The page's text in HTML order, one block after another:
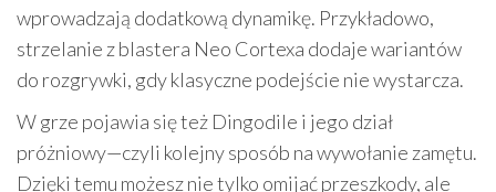
wprowadzają dodatkową dynamikę. Przykładowo,
strzelanie z blastera Neo Cortexa dodaje wariantów
do rozgrywki, gdy klasyczne podejście nie wystarcza.
W grze pojawia się też Dingodile i jego dział
próżniowy—czyli kolejny sposób na wywołanie zamętu.
Dzięki temu możesz nie tylko omijać przeszkody, ale